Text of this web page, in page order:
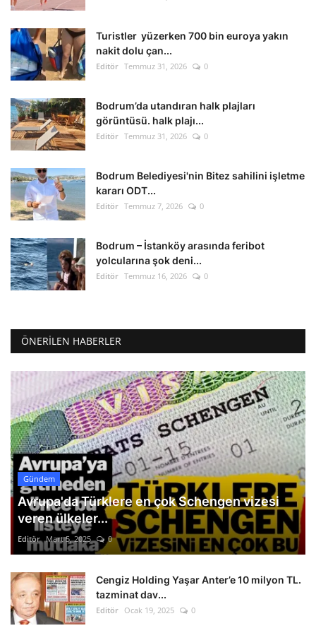
Kültür Sanat Tarih
Sağlık
Ekonomi
Gündem
Dünya
Turistler yüzerken 700 bin euroya yakın
nakit dolu çan...
Editör Temmuz 31, 2026 0
Bodrum’da utandıran halk plajları
görüntüsü. halk plajı...
Editör Temmuz 31, 2026 0
Bodrum Belediyesi'nin Bitez sahilini işletme
kararı ODT...
Editör Temmuz 7, 2026 0
Bodrum – İstanköy arasında feribot
yolcularına şok deni...
Editör Temmuz 16, 2026 0
ÖNERILEN HABERLER
Gündem
Avrupa'da Türklere en çok Schengen vizesi
veren ülkeler...
Editör Mart 5, 2025 0
Cengiz Holding Yaşar Anter’e 10 milyon TL.
tazminat dav...
Editör Ocak 19, 2025 0